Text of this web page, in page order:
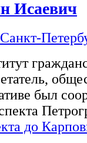
Исаевич
был
до